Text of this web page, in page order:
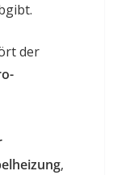
der
,